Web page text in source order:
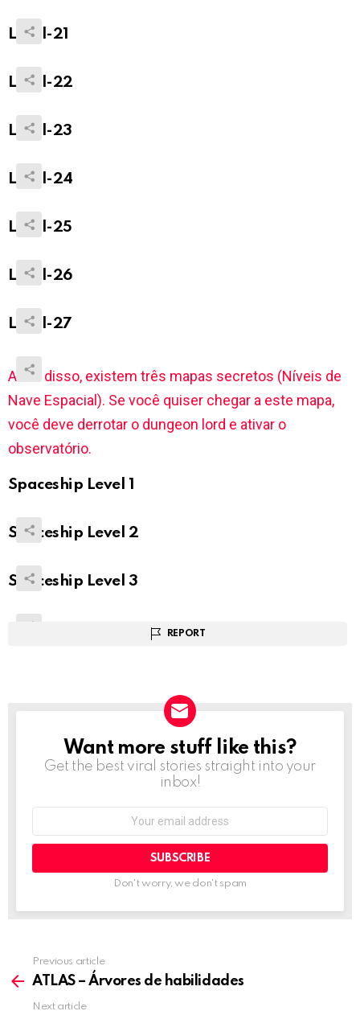
Level-21
Level-22
Level-23
Level-24
Level-25
Level-26
Level-27
Além disso, existem três mapas secretos (Níveis de
Nave Espacial). Se você quiser chegar a este mapa,
você deve derrotar o dungeon lord e ativar o
observatório.
Spaceship Level 1
Spaceship Level 2
Spaceship Level 3
REPORT
NEWSLETTER
Want more stuff like this?
Get the best viral stories straight into your
inbox!
Don't worry, we don't spam
more
Previous article
ATLAS – Árvores de habilidades
Next article